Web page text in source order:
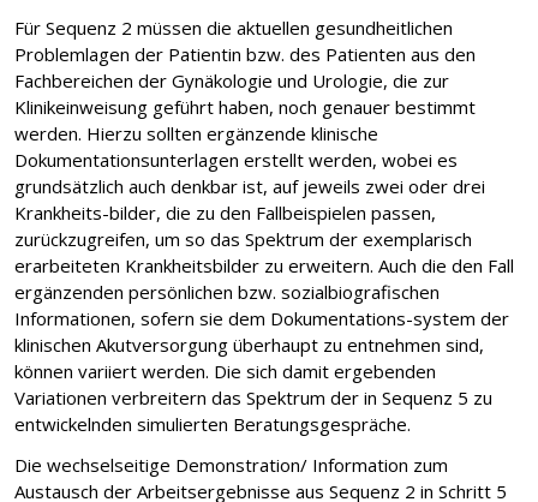
Für Sequenz 2 müssen die aktuellen gesundheitlichen
Problemlagen der Patientin bzw. des Patienten aus den
Fachbereichen der Gynäkologie und Urologie, die zur
Klinikeinweisung geführt haben, noch genauer bestimmt
werden. Hierzu sollten ergänzende klinische
Dokumentationsunterlagen erstellt werden, wobei es
grundsätzlich auch denkbar ist, auf jeweils zwei oder drei
Krankheits-bilder, die zu den Fallbeispielen passen,
zurückzugreifen, um so das Spektrum der exemplarisch
erarbeiteten Krankheitsbilder zu erweitern. Auch die den Fall
ergänzenden persönlichen bzw. sozialbiografischen
Informationen, sofern sie dem Dokumentations-system der
klinischen Akutversorgung überhaupt zu entnehmen sind,
können variiert werden. Die sich damit ergebenden
Variationen verbreitern das Spektrum der in Sequenz 5 zu
entwickelnden simulierten Beratungsgespräche.
Die wechselseitige Demonstration/ Information zum
Austausch der Arbeitsergebnisse aus Sequenz 2 in Schritt 5